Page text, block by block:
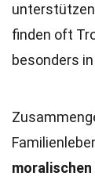
finden oft
besonders
moralischen